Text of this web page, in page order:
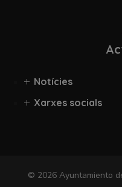
Notícies
Xarxes socials
© 2026 Ayuntamiento